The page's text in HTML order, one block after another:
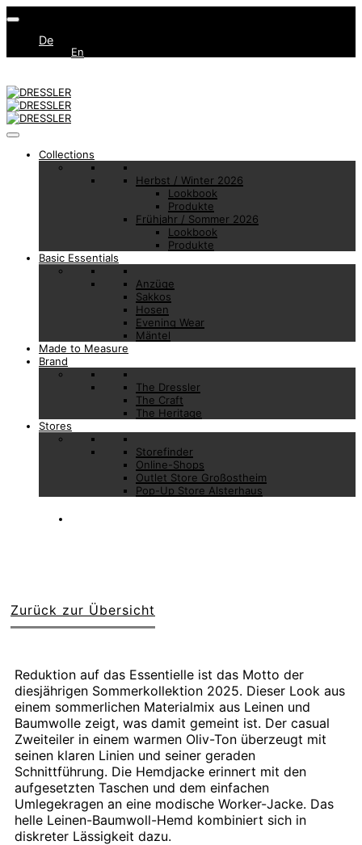
De
En
Collections
Herbst / Winter 2026
Lookbook
Produkte
Frühjahr / Sommer 2026
Lookbook
Produkte
Basic Essentials
Anzüge
Sakkos
Hosen
Evening Wear
Mäntel
Made to Measure
Brand
The Dressler
The Craft
The Heritage
Stores
Storefinder
Online-Shops
Outlet Store Großostheim
Pop-Up Store Alsterhaus
Zurück zur Übersicht
Reduktion auf das Essentielle ist das Motto der
diesjährigen Sommerkollektion 2025. Dieser Look aus
einem sommerlichen Materialmix aus Leinen und
Baumwolle zeigt, was damit gemeint ist. Der casual
Zweiteiler in einem warmen Oliv-Ton überzeugt mit
seinen klaren Linien und seiner geraden
Schnittführung. Die Hemdjacke erinnert mit den
aufgesetzten Taschen und dem einfachen
Umlegekragen an eine modische Worker-Jacke. Das
helle Leinen-Baumwoll-Hemd kombiniert sich in
diskreter Lässigkeit dazu.